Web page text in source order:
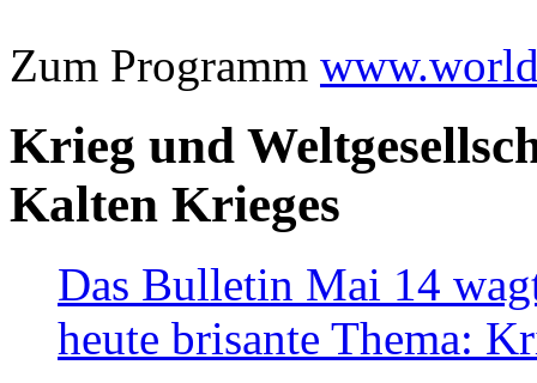
Zum Programm
Krieg und
Kalten Krieges
Das Bulletin Mai 14
heute brisante Thema: